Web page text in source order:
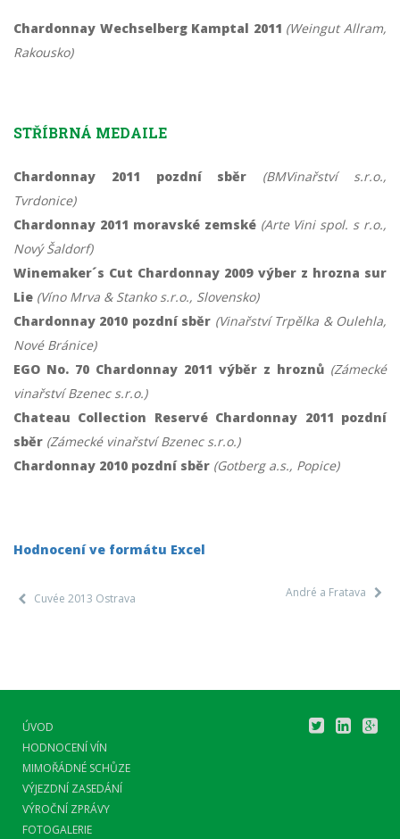
Chardonnay Wechselberg Kamptal 2011 (Weingut Allram,
Rakousko)
STŘÍBRNÁ MEDAILE
Chardonnay 2011 pozdní sběr (BMVinařství s.r.o.,
Tvrdonice)
Chardonnay 2011 moravské zemské (Arte Vini spol. s r.o.,
Nový Šaldorf)
Winemaker´s Cut Chardonnay 2009 výber z hrozna sur
Lie (Víno Mrva & Stanko s.r.o., Slovensko)
Chardonnay 2010 pozdní sběr (Vinařství Trpělka & Oulehla,
Nové Bránice)
EGO No. 70 Chardonnay 2011 výběr z hroznů (Zámecké
vinařství Bzenec s.r.o.)
Chateau Collection Reservé Chardonnay 2011 pozdní
sběr (Zámecké vinařství Bzenec s.r.o.)
Chardonnay 2010 pozdní sběr (Gotberg a.s., Popice)
Hodnocení ve formátu Excel
Cuvée 2013 Ostrava André a Fratava
ÚVOD
HODNOCENÍ VÍN
MIMOŘÁDNÉ SCHŮZE
VÝJEZDNÍ ZASEDÁNÍ
VÝROČNÍ ZPRÁVY
FOTOGALERIE